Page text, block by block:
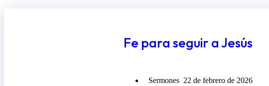
Fe para seguir a Jesús
Sermones 22 de febrero de 2026